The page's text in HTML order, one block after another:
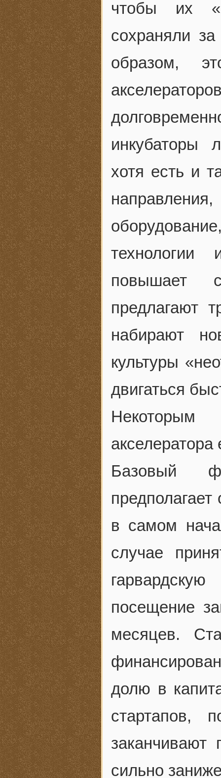
чтобы их
сохраняли
образом,
инкубаторы
хотя есть и
повышает
предлагают
набирают
культуры
двигаться
Базовый
в самом
случае
посещение
месяцев.
долю в
стартапов,
заканчивают
сильно